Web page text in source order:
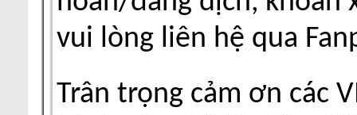
vui lòng liên hệ qua
Trân trọng cảm ơn các